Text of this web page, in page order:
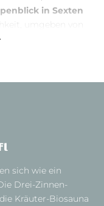
in Sexten
umgeben von
Hier geht
Naturstein,
sich wie ein
Drei-Zinnen-
Kräuter-Biosauna